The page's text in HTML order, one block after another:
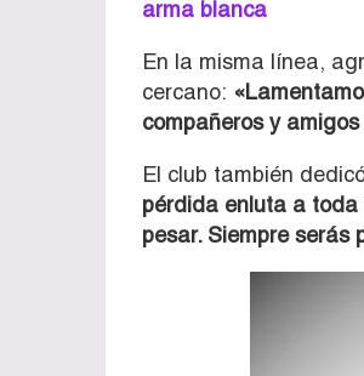
arma blanca
En la misma línea,
cercano:
compañeros y
El club también
pérdida enluta a toda
pesar. Siempre serás